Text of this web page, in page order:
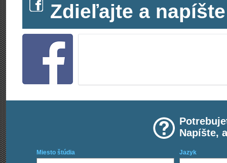
Zdieľajte a
Napíšte,
Miesto štúdia Jazyk